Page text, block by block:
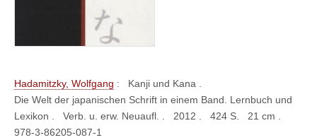
Hadamitzky, Wolfgang : Kanji und Kana .
Die Welt der japanischen Schrift in einem Band. Lernbuch und
Lexikon . Verb. u. erw. Neuaufl. . 2012 . 424 S. 21 cm .
978-3-86205-087-1